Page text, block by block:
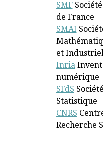
SMF
de France
SMAI
et
Inria
numérique
SFdS
Statistique
CNRS
Recherche